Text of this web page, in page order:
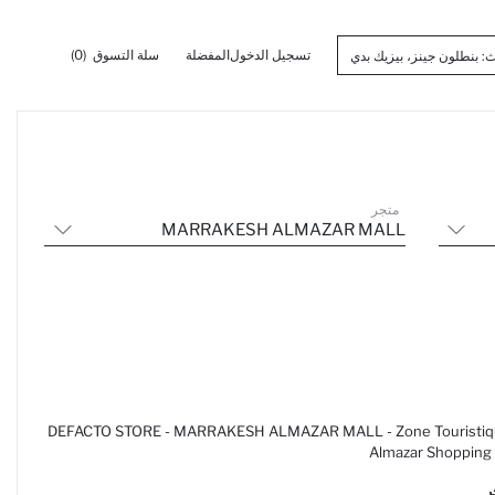
تسجيل الدخولالمفضلة سلة التسوق (0)
متجر
MARRAKESH ALMAZAR MALL
DEFACTO STORE - MARRAKESH ALMAZAR MALL - Zone
Almazar